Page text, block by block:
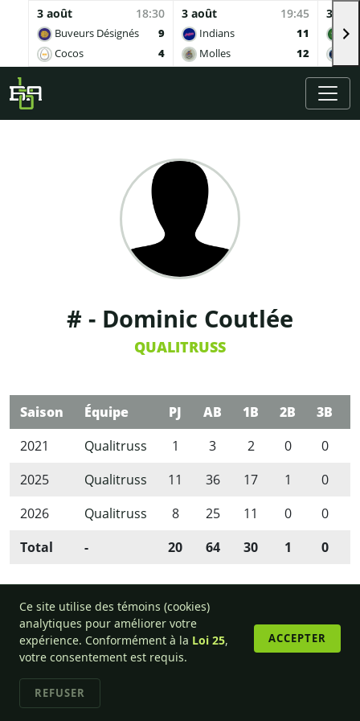
3 août 18:30
Buveurs Désignés
9
Cocos
4
3 août 19:45
Indians
11
Molles
12
3
Skip to main content
# - Dominic Coutlée
QUALITRUSS
Saison Équipe PJ AB 1B 2B 3B
2021
Qualitruss 1 3 2 0 0
2025
Qualitruss 11 36 17 1 0
2026
Qualitruss 8 25 11 0 0
Total
- 20 64 30 1 0
© 2013-2026 Ligue de balle-molle amicale de l'Outaouais.
Ce site utilise des témoins (cookies)
analytiques pour améliorer votre
expérience. Conformément à la Loi 25,
votre consentement est requis.
ACCEPTER
REFUSER